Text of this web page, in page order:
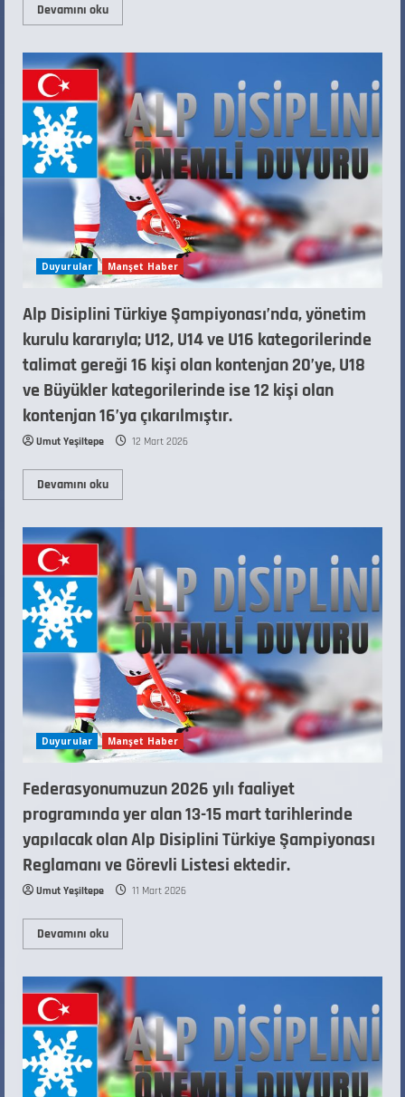
Devamını oku
Duyurular Manşet Haber
Alp Disiplini Türkiye Şampiyonası’nda, yönetim
kurulu kararıyla; U12, U14 ve U16 kategorilerinde
talimat gereği 16 kişi olan kontenjan 20’ye, U18
ve Büyükler kategorilerinde ise 12 kişi olan
kontenjan 16’ya çıkarılmıştır.
Umut Yeşiltepe 12 Mart 2026
Devamını oku
Duyurular Manşet Haber
Federasyonumuzun 2026 yılı faaliyet
programında yer alan 13-15 mart tarihlerinde
yapılacak olan Alp Disiplini Türkiye Şampiyonası
Reglamanı ve Görevli Listesi ektedir.
Umut Yeşiltepe 11 Mart 2026
Devamını oku